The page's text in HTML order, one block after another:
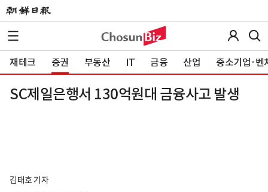
재테크 증권 부동산 IT 금융 산업 중소기업·벤
SC제일은행서 130억원대 금융사고 발생
김태호 기자